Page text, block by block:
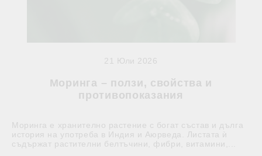
Моринга – ползи, свойства и
противопоказания
21 Юли 2026
Моринга е хранително растение с богат състав и дълга
история на употреба в Индия и Аюрведа. Листата ѝ
съдържат растителни белтъчини, фибри, витамини,...